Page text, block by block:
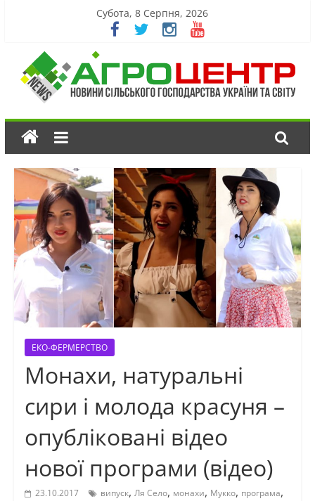
Субота, 8 Серпня, 2026
ЕКО-ФЕРМЕРСТВО
Монахи, натуральні
сири і молода красуня –
опубліковані відео
нової програми (відео)
23.10.2017 випуск, Ля Село, монахи, Мукко, програма,